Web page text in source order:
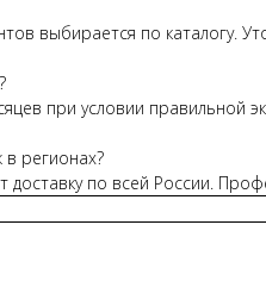
выбирается по каталогу.
при условии правильной
регионах?
по всей России.